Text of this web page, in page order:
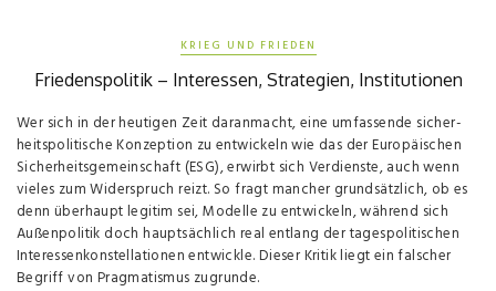
KRIEG UND FRIEDEN
Friedenspolitik – Interessen, Strategien, Institutionen
Wer sich in der heutigen Zeit daranmacht, eine umfassende sicher­
heitspolitische Konzeption zu entwickeln wie das der Europäischen
Sicherheitsgemeinschaft (ESG), erwirbt sich Verdienste, auch wenn
vieles zum Widerspruch reizt. So fragt mancher grundsätzlich, ob es
denn überhaupt legitim sei, Modelle zu entwickeln, während sich
Außenpolitik doch hauptsächlich real entlang der tagespolitischen
Interessenkonstellationen entwickle. Dieser Kritik liegt ein fal­scher
Begriff von Pragmatismus zugrunde.